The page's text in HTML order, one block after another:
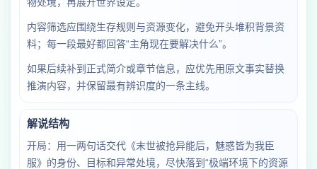
内容筛选应围绕生存规则与资源变化，避免开头堆积背景资
料；每一段最好都回答“主角现在要解决什么”。
如果后续补到正式简介或章节信息，应优先用原文事实替换
推演内容，并保留最有辨识度的一条主线。
解说结构
开局：用一两句话交代《末世被抢异能后，魅惑皆为我臣
服》的身份、目标和异常处境，尽快落到“极端环境下的资源